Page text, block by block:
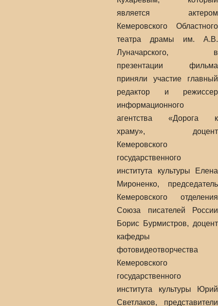
является актером
Кемеровского Областного
театра драмы им. А.В.
Луначарского, в
презентации фильма
приняли участие главный
редактор и режиссер
информационного
агентства «Дорога к
храму», доцент
Кемеровского
государственного
института культуры Елена
Мироненко, председатель
Кемеровского отделения
Союза писателей России
Борис Бурмистров, доцент
кафедры
фотовидеотворчества
Кемеровского
государственного
института культуры Юрий
Светлаков, представители